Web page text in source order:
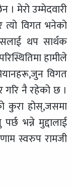
। मेरो उम्मेदवारी
विगत भनेको
थप सार्थक
हामीले
विगत
गरि नै रहेको छ ।
कुरा होस्,जसमा
भन्ने मुद्दालाई
स्वरुप रामजी